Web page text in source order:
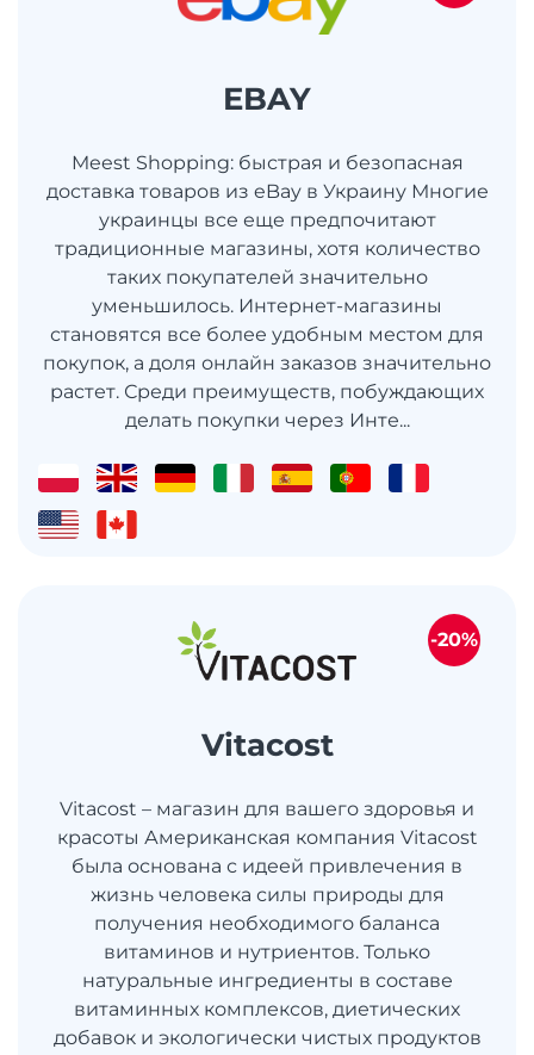
EBAY
Meest Shopping: быстрая и безопасная
доставка товаров из eBay в Украину Многие
украинцы все еще предпочитают
традиционные магазины, хотя количество
таких покупателей значительно
уменьшилось. Интернет-магазины
становятся все более удобным местом для
покупок, а доля онлайн заказов значительно
растет. Среди преимуществ, побуждающих
делать покупки через Инте...
Vitacost
Vitacost – магазин для вашего здоровья и
красоты Американская компания Vitacost
была основана с идеей привлечения в
жизнь человека силы природы для
получения необходимого баланса
витаминов и нутриентов. Только
натуральные ингредиенты в составе
витаминных комплексов, диетических
добавок и экологически чистых продуктов
-20%